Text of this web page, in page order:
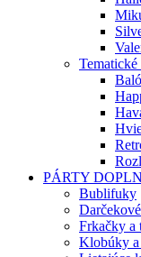
PÁRTY
Bublifuky
Frkačky a
Klobúky a